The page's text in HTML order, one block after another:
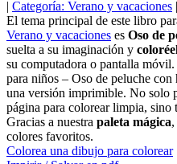
| Categoría: Verano y vacaciones |
El tema principal de este libro
Verano y vacaciones es Oso de
suelta a su imaginación y
su computadora o pantalla
para niños – Oso de peluche
una versión imprimible. No solo
página para colorear limpia, sino
Gracias a nuestra paleta mágica
colores favoritos.
Colorea una dibujo para colorear